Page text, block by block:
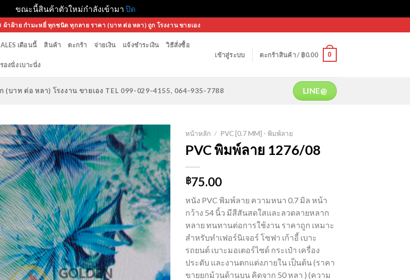
ขณะนี้สินค้าตัวใหม่กำลังเข้ามา ปิด
ผ้าฝ้าย กำมะหยี่ ทุกชนิด ทุกลาย ราคา (บาท ต่อ หลา) ถูก โรงงาน ขายเอง
เดือนนี้ สินค้า ตะกร้า จ่ายเงิน แจ้งชำระเงิน วิธีสั่งซื้อ
องนั่ง เบาะนั่ง
เข้าสู่ระบบ ตะกร้าสินค้า / ฿0.00 0
บาท ต่อ หลา) โรงงาน ขายเอง TEL 099-029-4155, 064-935-7788 LINE@
Add to
Wishlist
หน้าหลัก / PVC [0.7 MM] - พิมพ์ลาย
PVC พิมพ์ลาย 1276/08
฿75.00
หนัง PVC พิมพ์ลาย ความหนา 0.7 มิล หน้า
กว้าง 54 นิ้ว มีสีสันสดใสและลวดลายหลาก
หลาย ทนทานต่อการใช้งาน ราคาถูก เหมาะ
สำหรับทำเฟอร์นิเจอร์ โซฟา เก้าอี้ เบาะ
รถยนต์ เบาะมอเตอร์ไซด์ กระเป๋า เครื่อง
ประดับ และงานตกแต่งภายใน เป็นต้น (ราคา
ขายยกม้วนด้านบน คิดจาก 50 หลา ) (ความ